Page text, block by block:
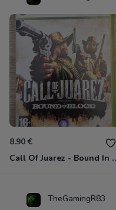
8.90 €
Call Of Juarez
TheGamingR83